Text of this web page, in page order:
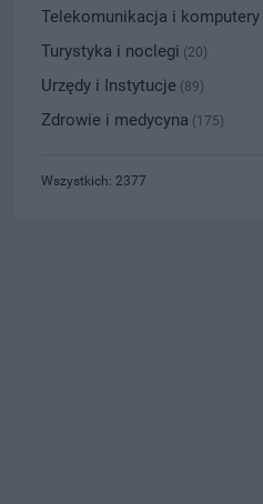
Telekomunikacja i komputery
Turystyka i noclegi (20)
Urzędy i Instytucje (89)
Zdrowie i medycyna (175)
Wszystkich: 2377